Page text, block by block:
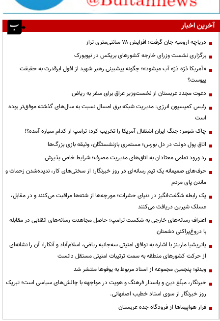
آخرین اخبار
دریاچه ارومیه جان گرفت؛ افزایش ۷۸ سانتی‌متری تراز
برگزاری نشست وزرای خارجه کشورهای بریکس در نیویورک
«آمریکا ذرّه ذرّه آب میشود»؛ چگونه پیشبینی رهبر شهید از افول ابرقدرت به حقیقت
پیوست؟
دعوت مجدد عربستان از نخست‌وزیر عراق برای سفر به ریاض
رئیس کمیسیون انرژی: مدیریت شبکه برق امسال نسبت به سال‌های گذشته موفق‌تر بوده
است
چاک شومر: جنگ ایران اشتغال آمریکا را تخریب کرد؛ ترامپ از کدام سیاره آمده؟!
اتاق پول دولت در دل بورس؛ مستمری بازنشستگان، وثیقه بازی بزرگ‌ها
رد ورود تمامی معتادان به اتاق‌های مدیریت مصرف؛ شرایط خاص پذیرش
حرف‌های صمیمانه یک تیم رسانه‌ای در روز خبرنگار؛ از سختی‌های کار، ندیده‌شدن زحمات و
ماندن پای مردم
یک رابطه شگفت‌انگیز در دنیای حشرات؛ مورچه‌ها از شته‌ها مراقبت می‌کنند و در مقابل،
عسلک شیرین دریافت می‌کنند
اعتراف رسانه‌های خارجی به شکست ترامپ؛ حاصل مجاهدت رسانه‌های انقلابی در مقابله
با دروغ‌پراکنی دشمنان
پاتریشیا مارینز با اشاره به توافق امنیتی سه‌جانبه ریاض، اسلام‌آباد و آنکارا، آن را نشانه‌ای
از حرکت کشورهای منطقه به سمت ترتیبات امنیتی مستقل دانست
ویدئو؛ پنجمین مجموعه از اسناد مربوط به یوفوها منتشر شد
خبرنگار، مبلّغ دین و پاسدار فرهنگ و هویت در مواجهه با چالش‌های سیاسی است؛ تبریک
روز خبرنگار از سوی استاد خطیب اصفهانی.
فرار هواپیماها از فرودگاه جده عربستان